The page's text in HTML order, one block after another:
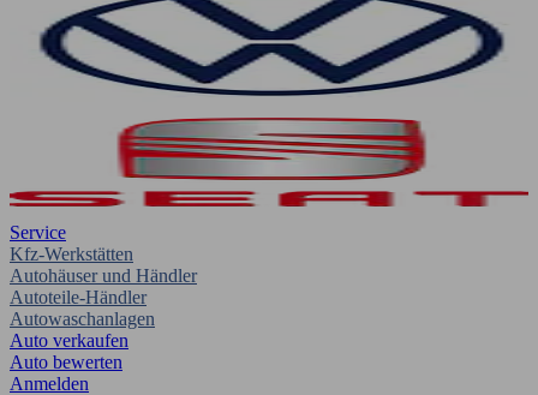
Service
Kfz-Werkstätten
Autohäuser und Händler
Autoteile-Händler
Autowaschanlagen
Auto verkaufen
Auto bewerten
Anmelden